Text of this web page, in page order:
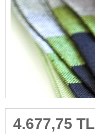
4.677,75 TL